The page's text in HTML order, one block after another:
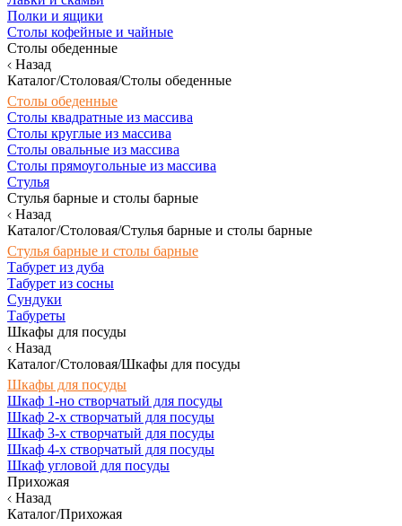
Полки и ящики
Столы кофейные и чайные
Столы обеденные
Назад
Каталог/Столовая/Столы обеденные
Столы обеденные
Столы квадратные из массива
Столы круглые из массива
Столы овальные из массива
Столы прямоугольные из массива
Стулья
Стулья барные и столы барные
Назад
Каталог/Столовая/Стулья барные и столы барные
Стулья барные и столы барные
Табурет из дуба
Табурет из сосны
Сундуки
Табуреты
Шкафы для посуды
Назад
Каталог/Столовая/Шкафы для посуды
Шкафы для посуды
Шкаф 1-но створчатый для посуды
Шкаф 2-х створчатый для посуды
Шкаф 3-х створчатый для посуды
Шкаф 4-х створчатый для посуды
Шкаф угловой для посуды
Прихожая
Назад
Каталог/Прихожая